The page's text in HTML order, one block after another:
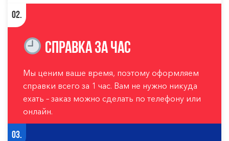
02.
Справка за час
Мы ценим ваше время, поэтому оформляем
справки всего за 1 час. Вам не нужно никуда
ехать – заказ можно сделать по телефону или
онлайн.
03.